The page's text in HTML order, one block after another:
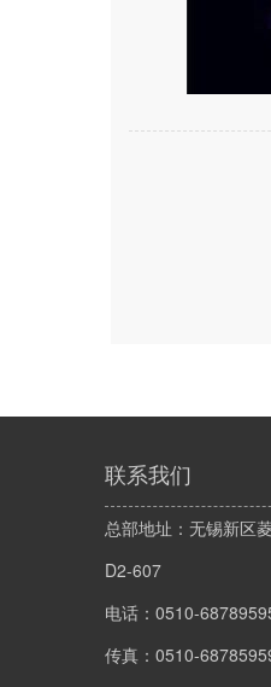
联系我们
总部地址：无锡新区
D2-607
电话：0510-
传真：0510-